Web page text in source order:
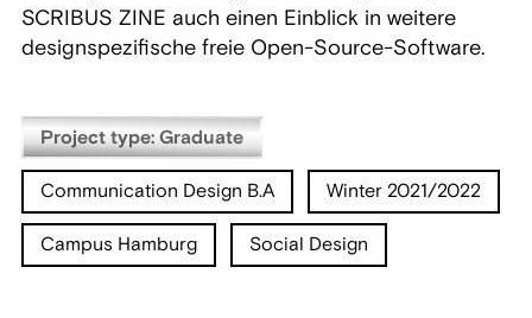
SCRIBUS ZINE auch einen Einblick in weitere
designspezifische freie Open-Source-Software.
Project type: Graduate
Communication Design B.A Winter 2021/2022
Campus Hamburg Social Design